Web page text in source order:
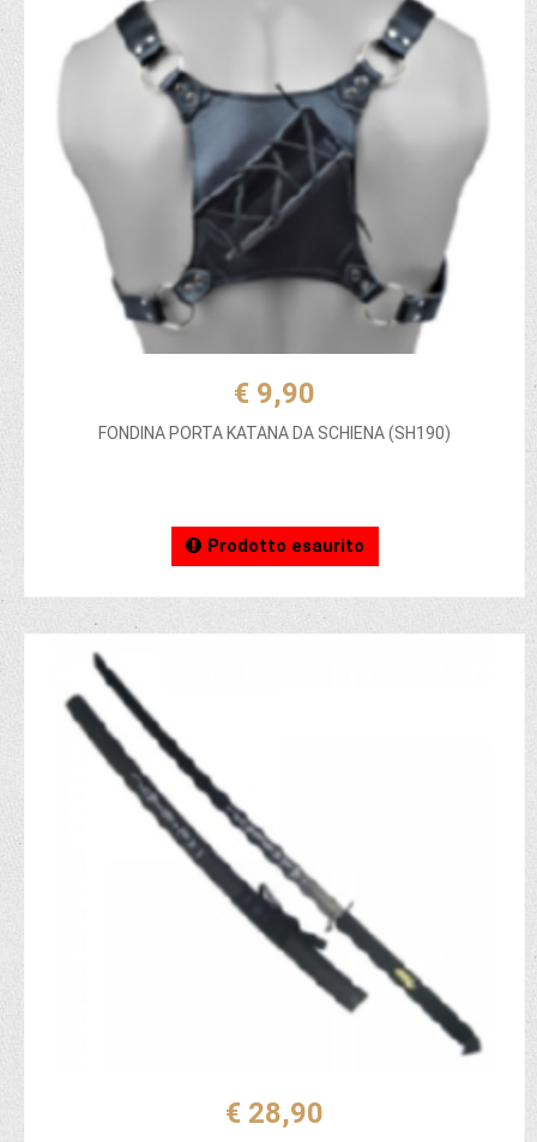
€ 9,90
FONDINA PORTA KATANA DA SCHIENA (SH190)
Prodotto esaurito
€ 28,90